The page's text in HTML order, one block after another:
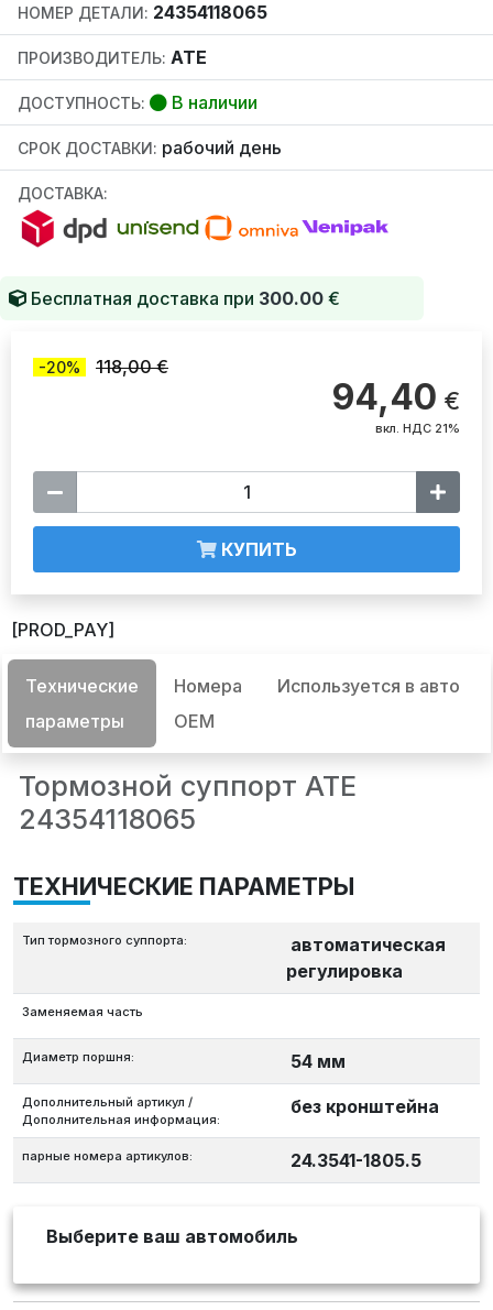
НОМЕР ДЕТАЛИ: 24354118065
ПРОИЗВОДИТЕЛЬ: ATE
ДОСТУПНОСТЬ: В наличии
СРОК ДОСТАВКИ: рабочий день
ДОСТАВКА:
Бесплатная доставка при 300.00 €
-20% 118,00 €
94,40 €
вкл. НДС 21%
КУПИТЬ
[PROD_PAY]
Технические
параметры
Номера
OEM
Используется в авто
Тормозной суппорт ATE
24354118065
ТЕХНИЧЕСКИЕ ПАРАМЕТРЫ
Тип тормозного суппорта:
автоматическая
регулировка
Заменяемая часть
Диаметр поршня: 54 мм
Дополнительный артикул /
Дополнительная информация:
без кронштейна
парные номера артикулов: 24.3541-1805.5
Выберите ваш автомобиль